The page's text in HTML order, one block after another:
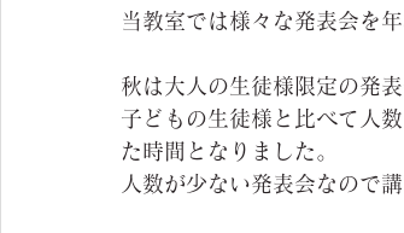
当教室では様々な発表会を
秋は大人の生徒様限定の発表
子どもの生徒様と比べて人
た時間となりました。
人数が少ない発表会なので